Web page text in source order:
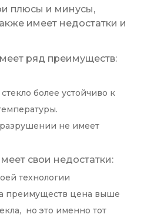
плюсы и минусы,
имеет недостатки и
ряд преимуществ:
более устойчиво к
не имеет
свои недостатки:
технологии
преимуществ цена выше
но это именно тот